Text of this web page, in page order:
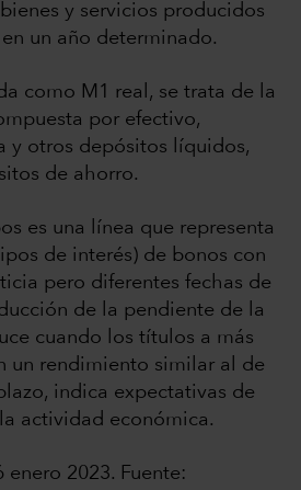
y servicios producidos
un año determinado.
como M1 real, se trata de la
por efectivo,
y otros depósitos líquidos,
de ahorro.
es una línea que representa
de interés) de bonos con
pero diferentes fechas de
de la pendiente de la
cuando los títulos a más
un rendimiento similar al de
indica expectativas de
actividad económica.
enero 2023. Fuente: